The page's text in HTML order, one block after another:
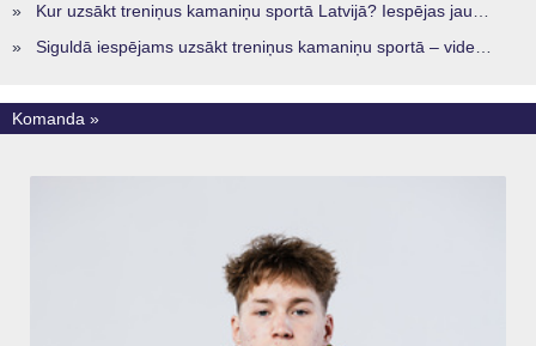
» Kur uzsākt treniņus kamaniņu sportā Latvijā? Iespējas jaunajiem sportistiem visos reģionos
» Siguldā iespējams uzsākt treniņus kamaniņu sportā – vide, kur veidojas nākamā sportistu paaudze
Komanda »